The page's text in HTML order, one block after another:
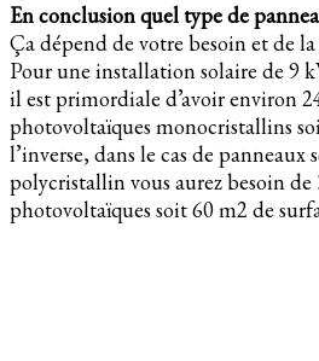
En conclusion quel type de
Ça dépend de votre besoin et de
Pour une installation solaire de 9
il est primordiale d’avoir environ
photovoltaïques monocristallins
l’inverse, dans le cas de panneaux
polycristallin vous aurez besoin de
photovoltaïques soit 60 m2 de